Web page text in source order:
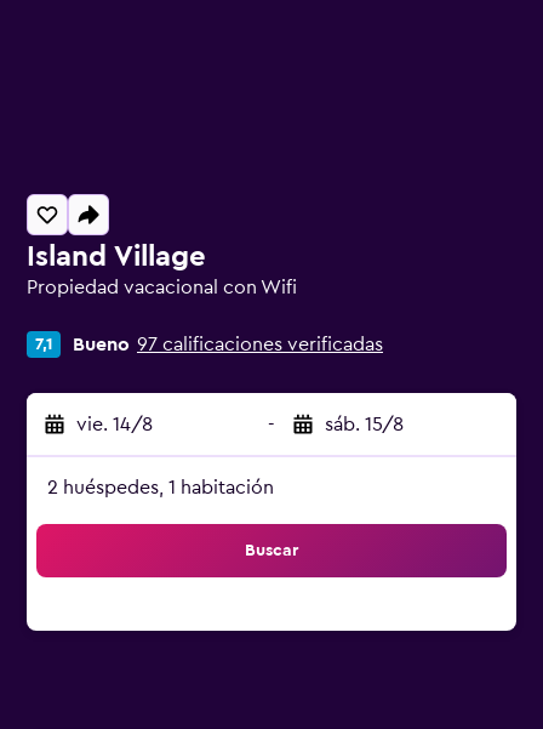
Island Village
Propiedad vacacional con Wifi
7,1 Bueno 97 calificaciones verificadas
vie. 14/8 - sáb. 15/8
2 huéspedes, 1 habitación
Buscar